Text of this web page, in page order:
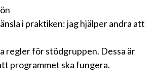
i praktiken: jag hjälper andra att
regler för stödgruppen. Dessa är
programmet ska fungera.